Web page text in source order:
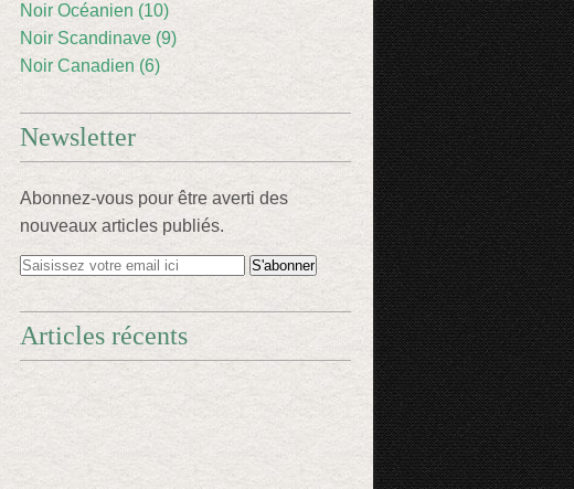
Noir Océanien (10)
Noir Scandinave (9)
Noir Canadien (6)
Newsletter
Abonnez-vous pour être averti des
nouveaux articles publiés.
Articles récents